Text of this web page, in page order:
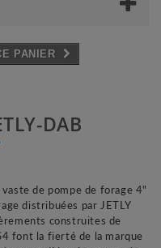
PANIER
DAB
de pompe de forage 4"
distribuées par JETLY
construites de
font la fierté de la marque